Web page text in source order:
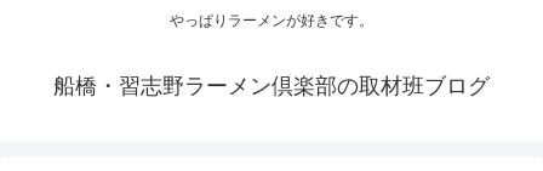
やっぱりラーメンが好きです。
船橋・習志野ラーメン倶楽部の取材班ブログ